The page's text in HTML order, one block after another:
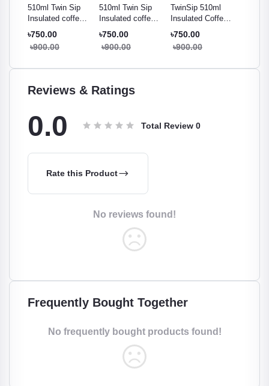
510ml Twin Sip
Insulated coffee
Tumbler - Gray
৳750.00
৳900.00
510ml Twin Sip
Insulated coffee
Tumbler - Orange
৳750.00
৳900.00
TwinSip 510ml
Insulated Coffee
Tumbler – Lite
Pink
৳750.00
৳900.00
Reviews & Ratings
0.0 Total Review 0
Rate this Product
No reviews found!
Frequently Bought Together
No frequently bought products found!